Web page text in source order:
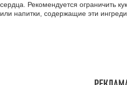
сердца. Рекомендуется ограничить
или напитки, содержащие эти